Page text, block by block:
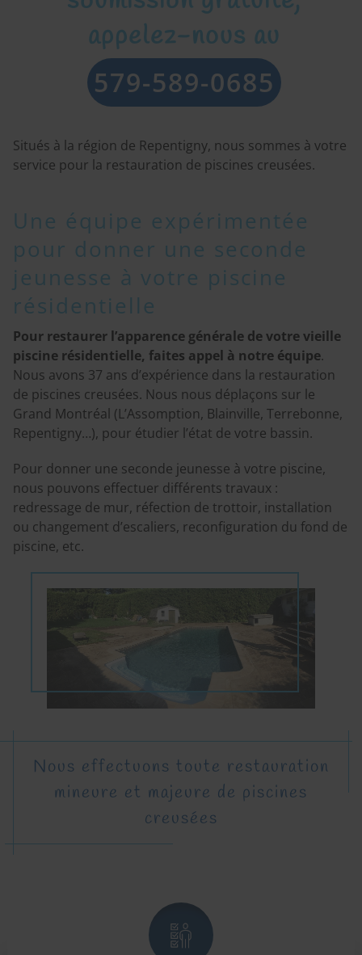
appelez-nous au
579-589-0685
Situés à la région de Repentigny, nous sommes à votre
service pour la restauration de piscines creusées.
Une équipe expérimentée
pour donner une seconde
jeunesse à votre piscine
résidentielle
Pour restaurer l’apparence générale de votre vieille
piscine résidentielle, faites appel à notre équipe.
Nous avons 37 ans d’expérience dans la restauration
de piscines creusées. Nous nous déplaçons sur le
Grand Montréal (L’Assomption, Blainville, Terrebonne,
Repentigny…), pour étudier l’état de votre bassin.
Pour donner une seconde jeunesse à votre piscine,
nous pouvons effectuer différents travaux :
redressage de mur, réfection de trottoir, installation
ou changement d’escaliers, reconfiguration du fond de
piscine, etc.
Nous effectuons toute restauration
mineure et majeure de piscines
creusées